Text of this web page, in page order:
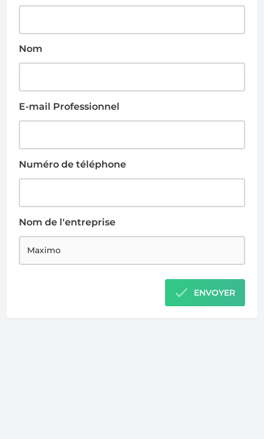
Nom
E-mail Professionnel
Numéro de téléphone
Nom de l'entreprise
ENVOYER